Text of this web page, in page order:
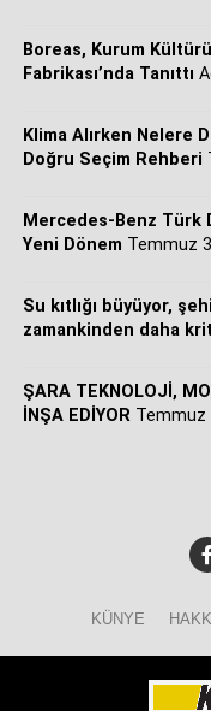
Boreas, Kurum
Fabrikası’nda Tanıttı
Klima Alırken Nelere
Doğru Seçim Rehberi
Mercedes-Benz Türk
Yeni Dönem Temmuz
Su kıtlığı büyüyor,
zamankinden daha
ŞARA TEKNOLOJİ,
İNŞA EDİYOR Temmuz
KÜNYE